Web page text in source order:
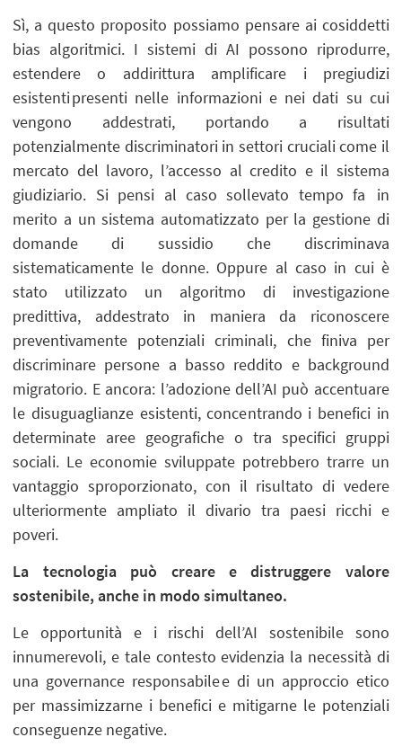
Sì, a questo proposito possiamo pensare ai cosiddetti
bias algoritmici. I sistemi di AI possono riprodurre,
estendere o addirittura amplificare i pregiudizi
esistenti presenti nelle informazioni e nei dati su cui
vengono addestrati, portando a risultati
potenzialmente discriminatori in settori cruciali come il
mercato del lavoro, l’accesso al credito e il sistema
giudiziario. Si pensi al caso sollevato tempo fa in
merito a un sistema automatizzato per la gestione di
domande di sussidio che discriminava
sistematicamente le donne. Oppure al caso in cui è
stato utilizzato un algoritmo di investigazione
predittiva, addestrato in maniera da riconoscere
preventivamente potenziali criminali, che finiva per
discriminare persone a basso reddito e background
migratorio. E ancora: l’adozione dell’AI può accentuare
le disuguaglianze esistenti, concentrando i benefici in
determinate aree geografiche o tra specifici gruppi
sociali. Le economie sviluppate potrebbero trarre un
vantaggio sproporzionato, con il risultato di vedere
ulteriormente ampliato il divario tra paesi ricchi e
poveri.
La tecnologia può creare e distruggere valore
sostenibile, anche in modo simultaneo.
Le opportunità e i rischi dell’AI sostenibile sono
innumerevoli, e tale contesto evidenzia la necessità di
una governance responsabile e di un approccio etico
per massimizzarne i benefici e mitigarne le potenziali
conseguenze negative.